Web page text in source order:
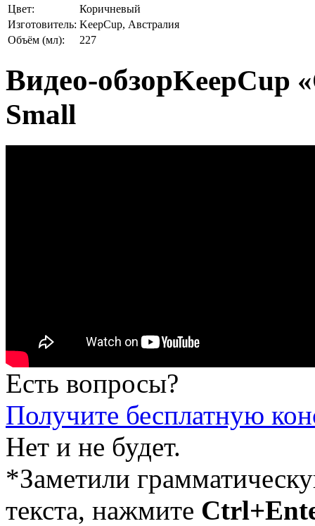
Цвет:
Коричневый
Изготовитель: KeepCup, Австралия
Объём (мл):
227
Видео-обзорKeepCup
Small
Есть вопросы?
Получите бесплатную
Нет и не будет.
*Заметили
текста, нажмите